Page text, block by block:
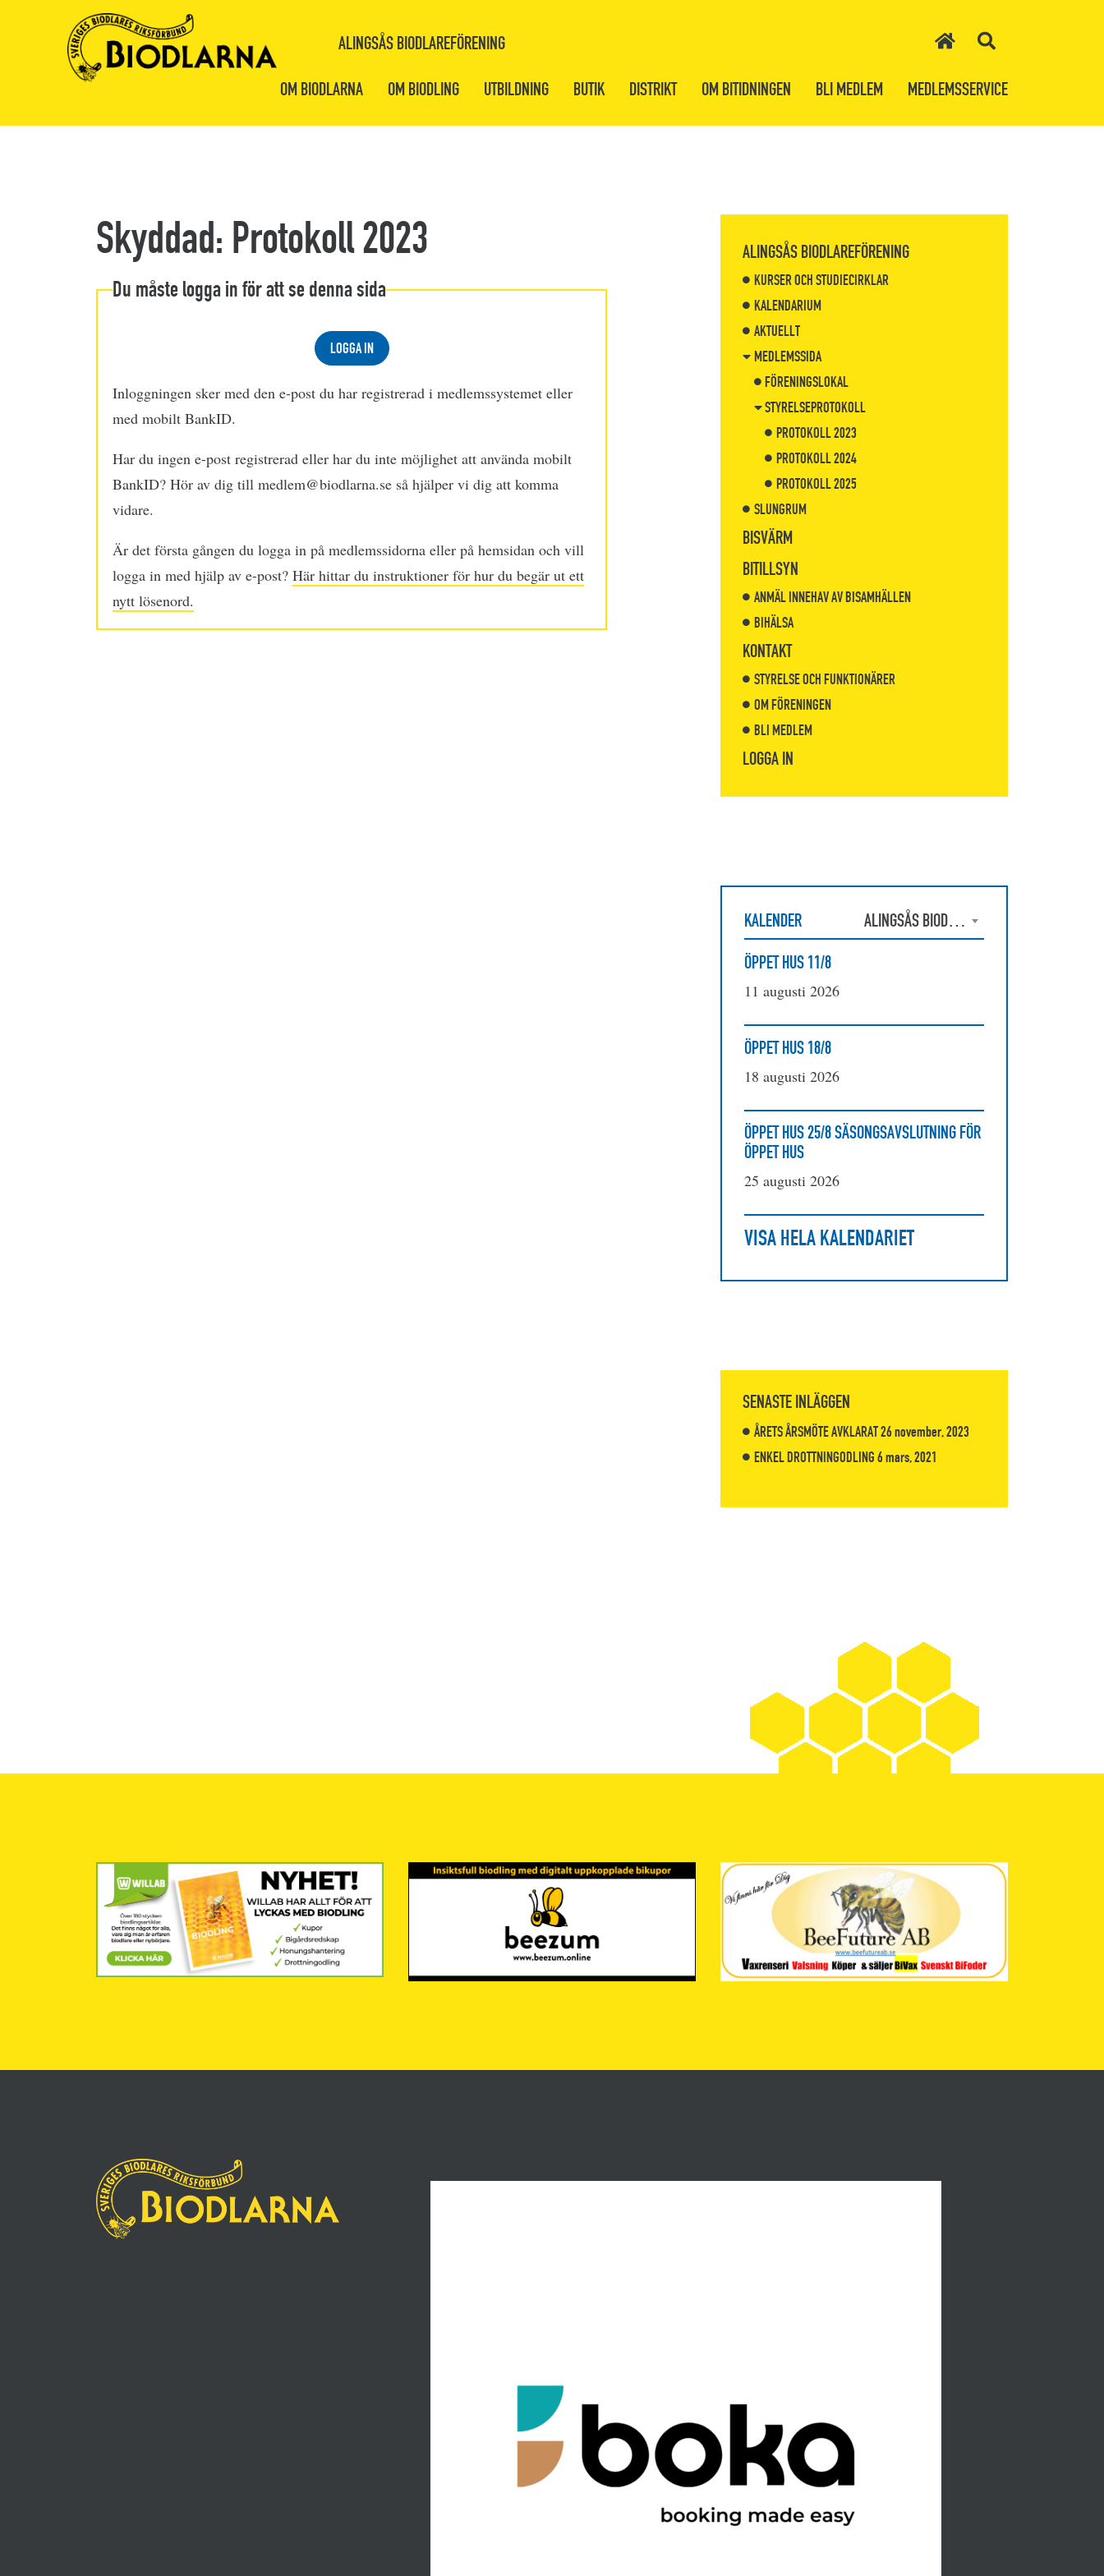
ALINGSÅS BIODLAREFÖRENING
OM BIODLARNA OM BIODLING UTBILDNING BUTIK DISTRIKT OM BITIDNINGEN BLI MEDLEM MEDLEMSSERVICE
Skyddad: Protokoll 2023
Du måste logga in för att se denna sida
LOGGA IN
Inloggningen sker med den e-post du har registrerad i medlemssystemet eller
med mobilt BankID.
Har du ingen e-post registrerad eller har du inte möjlighet att använda mobilt
BankID? Hör av dig till medlem@biodlarna.se så hjälper vi dig att komma
vidare.
Är det första gången du logga in på medlemssidorna eller på hemsidan och vill
logga in med hjälp av e-post? Här hittar du instruktioner för hur du begär ut ett
nytt lösenord.
ALINGSÅS BIODLAREFÖRENING
KURSER OCH STUDIECIRKLAR
KALENDARIUM
AKTUELLT
MEDLEMSSIDA
FÖRENINGSLOKAL
STYRELSEPROTOKOLL
PROTOKOLL 2023
PROTOKOLL 2024
PROTOKOLL 2025
SLUNGRUM
BISVÄRM
BITILLSYN
ANMÄL INNEHAV AV BISAMHÄLLEN
BIHÄLSA
KONTAKT
STYRELSE OCH FUNKTIONÄRER
OM FÖRENINGEN
BLI MEDLEM
LOGGA IN
KALENDER
ALINGSÅS BIODLAREFÖRENING
ÖPPET HUS 11/8
11 augusti 2026
ÖPPET HUS 18/8
18 augusti 2026
ÖPPET HUS 25/8 SÄSONGSAVSLUTNING FÖR
ÖPPET HUS
25 augusti 2026
VISA HELA KALENDARIET
SENASTE INLÄGGEN
ÅRETS ÅRSMÖTE AVKLARAT26 november, 2023
ENKEL DROTTNINGODLING6 mars, 2021